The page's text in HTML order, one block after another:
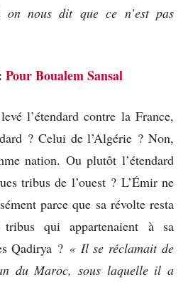
nous dit que ce n’est pas
Pour Boualem Sansal
l’étendard contre la France,
? Celui de l’Algérie ? Non,
nation. Ou plutôt l’étendard
tribus de l’ouest ? L’Émir ne
parce que sa révolte resta
tribus qui appartenaient à sa
Qadirya ? « Il se réclamait de
du Maroc, sous laquelle il a